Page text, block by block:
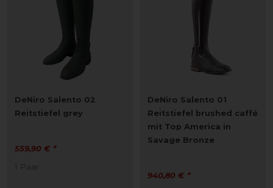
DeNiro Salento 02
Reitstiefel grey
559,90 € *
1 Paar
DeNiro Salento 01
Reitstiefel brushed caffé
mit Top America in
Savage Bronze
940,80 € *